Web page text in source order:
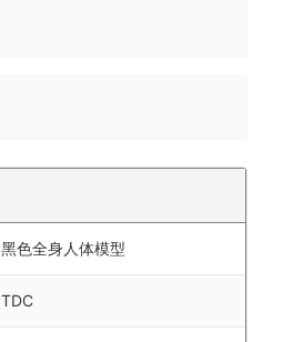
黑色全身人体模型
TDC